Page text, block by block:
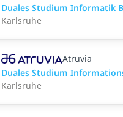
Duales Studium Informatik
Karlsruhe
Atruvia
Duales Studium
Karlsruhe